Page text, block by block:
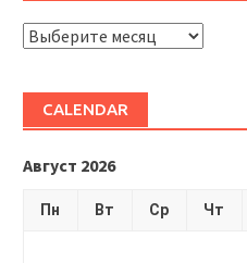
ARHIVĂ
CALENDAR
Август 2026
Пн Вт Ср Чт